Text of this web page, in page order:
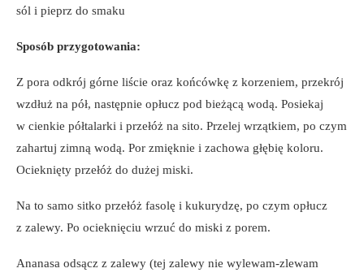
sól i pieprz do smaku
Sposób przygotowania:
Z pora odkrój górne liście oraz końcówkę z korzeniem, przekrój
wzdłuż na pół, następnie opłucz pod bieżącą wodą. Posiekaj
w cienkie półtalarki i przełóż na sito. Przelej wrzątkiem, po czym
zahartuj zimną wodą. Por zmięknie i zachowa głębię koloru.
Ocieknięty przełóż do dużej miski.
Na to samo sitko przełóż fasolę i kukurydzę, po czym opłucz
z zalewy. Po ocieknięciu wrzuć do miski z porem.
Ananasa odsącz z zalewy (tej zalewy nie wylewam-zlewam